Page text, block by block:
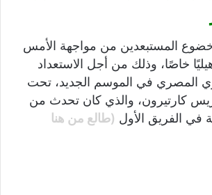
المستبعدين من مواجهة الأمس
خاصًا، وذلك من أجل الاستعداد
المصري في الموسم الجديد، تحت
كارتيرون، والذي كان تحدث من
في الفريق الأول (طالع من هنا